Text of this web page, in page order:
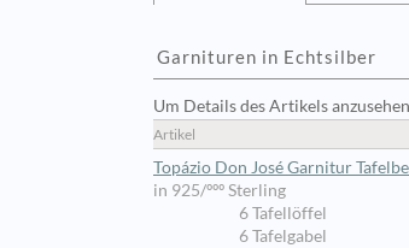
Garnituren in Echtsilber
Um Details des Artikels
Artikel
Topázio Don José Garnitur
in 925/ººº Sterling
6 Tafellöffel
6 Tafelgabel